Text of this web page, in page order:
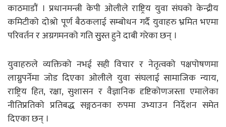
काठमाडाैं । प्रधानमन्त्री केपी ओलीले राष्ट्रिय युवा संघको केन्द्रीय
कमिटीको दोश्रो पूर्ण बैठकलाई सम्बोधन गर्दै युवाहरु भ्रमित भएमा
परिवर्तन र अग्रगमनको गति सुुस्त हुने दाबी गरेका छन् ।
युवाहरुले व्यक्तिको नभई सही विचार र नेतृत्वको पक्षपोषणमा
लाग्नुपर्नेमा जोड दिएका ओलीले युवा संघलाई सामाजिक न्याय,
राष्ट्रिय हित, रक्षा, सुशासन र वैज्ञानिक दृष्टिकोणजस्ता एमालेका
नीतिप्रतिको प्रतिबद्ध सङ्गठनका रुपमा उभ्याउन निर्देशन समेत
दिएका छन् ।